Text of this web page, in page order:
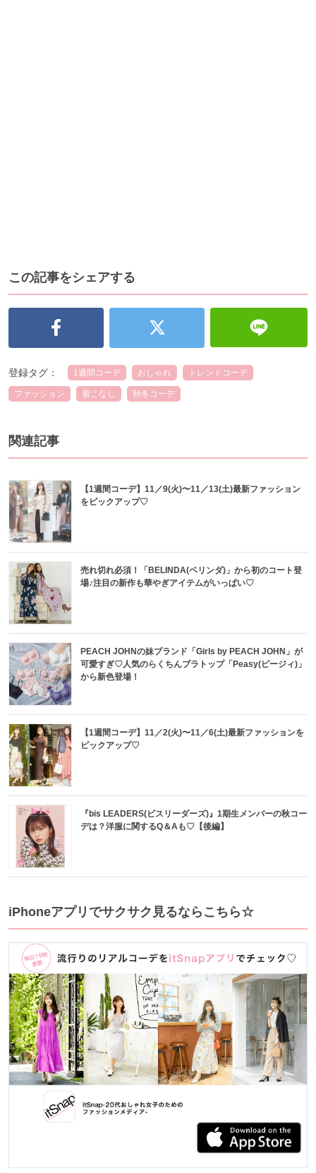
この記事をシェアする
登録タグ： 1週間コーデ おしゃれ トレンドコーデ
ファッション 着こなし 秋冬コーデ
関連記事
【1週間コーデ】11／9(火)〜11／13(土)最新ファッション
をピックアップ♡
売れ切れ必須！「BELINDA(ベリンダ)」から初のコート登
場♪注目の新作も華やぎアイテムがいっぱい♡
PEACH JOHNの妹ブランド「Girls by PEACH JOHN」が
可愛すぎ♡人気のらくちんブラトップ「Peasy(ピージィ)」
から新色登場！
【1週間コーデ】11／2(火)〜11／6(土)最新ファッションを
ピックアップ♡
『bis LEADERS(ビスリーダーズ)』1期生メンバーの秋コー
デは？洋服に関するQ＆Aも♡【後編】
iPhoneアプリでサクサク見るならこちら☆